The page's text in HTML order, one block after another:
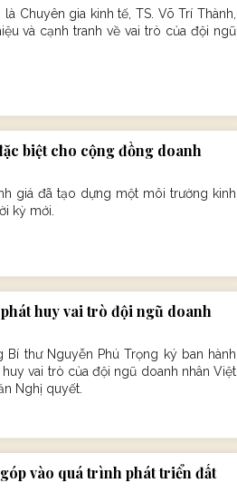
Chuyên gia kinh tế, TS. Võ Trí Thành,
và cạnh tranh về vai trò của đội ngũ
biệt cho cộng đồng doanh
giá đã tạo dựng một môi trường kinh
kỳ mới.
huy vai trò đội ngũ doanh
thư Nguyễn Phú Trọng ký ban hành
vai trò của đội ngũ doanh nhân Việt
Nghị quyết.
vào quá trình phát triển đất